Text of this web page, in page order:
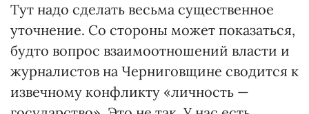
Тут надо сделать весьма существенное
уточнение. Со стороны может показаться,
будто вопрос взаимоотношений власти и
журналистов на Черниговщине сводится к
извечному конфликту «личность —